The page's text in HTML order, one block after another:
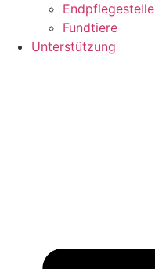
Endpflegestelle
Fundtiere
Unterstützung